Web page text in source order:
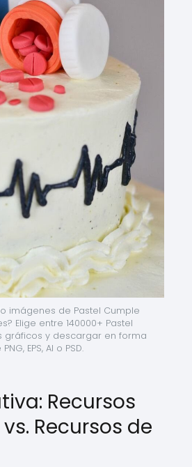
imágenes de Pastel Cumple
Elige entre 140000+ Pastel
gráficos y descargar en forma
EPS, AI o PSD.
Recursos
Recursos de